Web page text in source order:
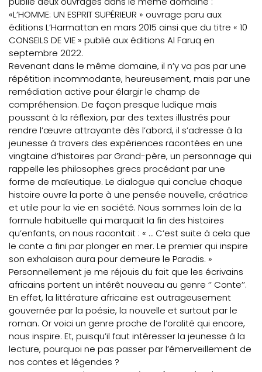
«L’HOMME: UN ESPRIT SUPÉRIEUR » ouvrage paru aux
éditions L’Harmattan en mars 2015 ainsi que du titre « 10
CONSEILS DE VIE » publié aux éditions Al Faruq en
septembre 2022.
Revenant dans le même domaine, il n’y va pas par une
répétition incommodante, heureusement, mais par une
remédiation active pour élargir le champ de
compréhension. De façon presque ludique mais
poussant à la réflexion, par des textes illustrés pour
rendre l’œuvre attrayante dès l’abord, il s’adresse à la
jeunesse à travers des expériences racontées en une
vingtaine d’histoires par Grand-père, un personnage qui
rappelle les philosophes grecs procédant par une
forme de maïeutique. Le dialogue qui conclue chaque
histoire ouvre la porte à une pensée nouvelle, créatrice
et utile pour la vie en société. Nous sommes loin de la
formule habituelle qui marquait la fin des histoires
qu’enfants, on nous racontait : « … C’est suite à cela que
le conte a fini par plonger en mer. Le premier qui inspire
son exhalaison aura pour demeure le Paradis. »
Personnellement je me réjouis du fait que les écrivains
africains portent un intérêt nouveau au genre ‘’ Conte’’.
En effet, la littérature africaine est outrageusement
gouvernée par la poésie, la nouvelle et surtout par le
roman. Or voici un genre proche de l’oralité qui encore,
nous inspire. Et, puisqu’il faut intéresser la jeunesse à la
lecture, pourquoi ne pas passer par l’émerveillement de
nos contes et légendes ?